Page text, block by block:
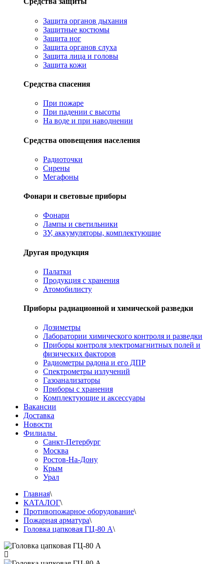
Защита органов дыхания
Защитные костюмы
Защита ног
Защита органов слуха
Защита лица и головы
Защита кожи
Средства спасения
При пожаре
При падении с высоты
На воде и при наводнении
Средства оповещения населения
Радиоточки
Сирены
Мегафоны
Фонари и световые приборы
Фонари
Лампы и светильники
ЗУ, аккумуляторы, комплектующие
Другая продукция
Палатки
Продукция с хранения
Атомобилисту
Приборы радиационной и химической разведки
Дозиметры
Лаборатории химического контроля и разведки
Приборы контроля электромагнитных полей и
физических факторов
Радиометры радона и его ДПР
Спектрометры излучений
Газоанализаторы
Приборы с хранения
Комплектующие и аксессуары
Вакансии
Доставка
Новости
Филиалы
Санкт-Петербург
Москва
Ростов-На-Дону
Крым
Урал
Главная\
КАТАЛОГ\
Противопожарное оборудование\
Пожарная арматура\
Головка цапковая ГЦ-80 А\